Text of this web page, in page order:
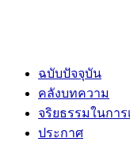
ฉบับปัจจุบัน
คลังบทความ
จริยธรรมในกา
ประกาศ